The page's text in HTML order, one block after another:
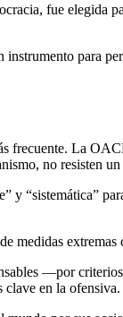
fue
para
La
no resisten
y “sistemática”
medidas
—por
en la ofensiva.